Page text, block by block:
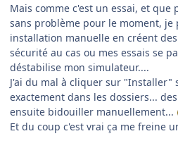
Mais comme c'est un essai, et que
sans problème pour le moment, je
installation manuelle en créent
sécurité au cas ou mes essais se
déstabilise mon simulateur....
J'ai du mal à cliquer sur "Installer"
exactement dans les dossiers...
ensuite bidouiller manuellement...
Et du coup c'est vrai ça me freine